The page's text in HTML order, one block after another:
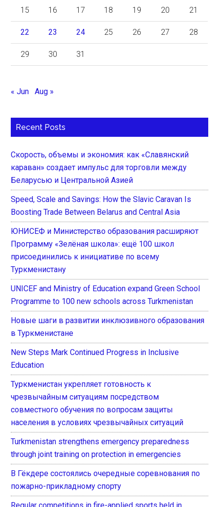
15 16 17 18 19 20 21
22 23 24 25 26 27 28
29 30 31
« Jun Aug »
Recent Posts
Скорость, объемы и экономия: как «Славянский
караван» создает импульс для торговли между
Беларусью и Центральной Азией
Speed, Scale and Savings: How the Slavic Caravan Is
Boosting Trade Between Belarus and Central Asia
ЮНИСЕФ и Министерство образования расширяют
Программу «Зелёная школа»: ещё 100 школ
присоединились к инициативе по всему
Туркменистану
UNICEF and Ministry of Education expand Green School
Programme to 100 new schools across Turkmenistan
Новые шаги в развитии инклюзивного образования
в Туркменистане
New Steps Mark Continued Progress in Inclusive
Education
Туркменистан укрепляет готовность к
чрезвычайным ситуациям посредством
совместного обучения по вопросам защиты
населения в условиях чрезвычайных ситуаций
Turkmenistan strengthens emergency preparedness
through joint training on protection in emergencies
В Гёкдере состоялись очередные соревнования по
пожарно-прикладному спорту